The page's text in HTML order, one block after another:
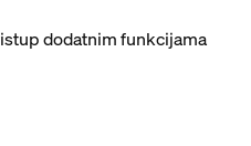
dodatnim funkcijama